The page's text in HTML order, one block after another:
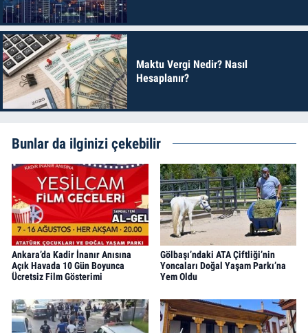
Maktu Vergi Nedir? Nasıl
Hesaplanır?
Bunlar da ilginizi çekebilir
Ankara’da Kadir İnanır Anısına
Açık Havada 10 Gün Boyunca
Ücretsiz Film Gösterimi
Gölbaşı’ndaki ATA Çiftliği’nin
Yoncaları Doğal Yaşam Parkı’na
Yem Oldu